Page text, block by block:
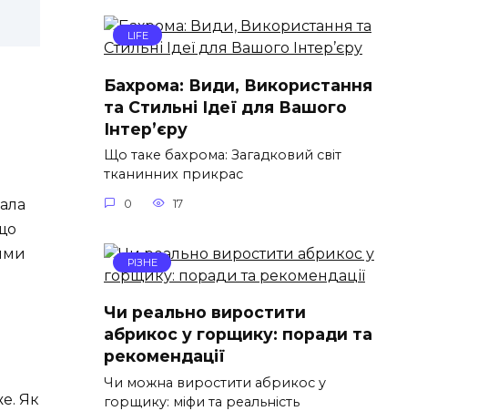
Як
LIFE
Бахрома: Види, Використання
та Стильні Ідеї для Вашого
Інтер’єру
Що таке бахрома: Загадковий світ
тканинних прикрас
0 17
РІЗНЕ
Чи реально виростити
абрикос у горщику: поради та
рекомендації
Чи можна виростити абрикос у
горщику: міфи та реальність